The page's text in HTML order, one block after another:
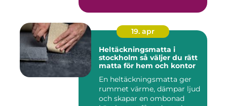
19. apr
Heltäckningsmatta i
stockholm så väljer du rätt
matta för hem och kontor
En heltäckningsmatta ger
rummet värme, dämpar ljud
och skapar en ombonad